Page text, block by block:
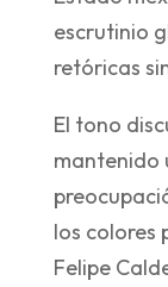
escrutinio
retóricas
El tono
mantenido
los colores
Felipe